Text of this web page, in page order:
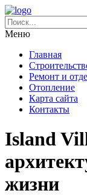
Меню
Главная
Ремонт и
Отопление
Карта сайта
Контакты
Island
жизни